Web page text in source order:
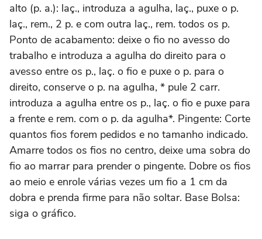
alto (p. a.): laç., introduza a agulha, laç., puxe o p.
laç., rem., 2 p. e com outra laç., rem. todos os p.
Ponto de acabamento: deixe o fio no avesso do
trabalho e introduza a agulha do direito para o
avesso entre os p., laç. o fio e puxe o p. para o
direito, conserve o p. na agulha, * pule 2 carr.
introduza a agulha entre os p., laç. o fio e puxe para
a frente e rem. com o p. da agulha*. Pingente: Corte
quantos fios forem pedidos e no tamanho indicado.
Amarre todos os fios no centro, deixe uma sobra do
fio ao marrar para prender o pingente. Dobre os fios
ao meio e enrole várias vezes um fio a 1 cm da
dobra e prenda firme para não soltar. Base Bolsa:
siga o gráfico.